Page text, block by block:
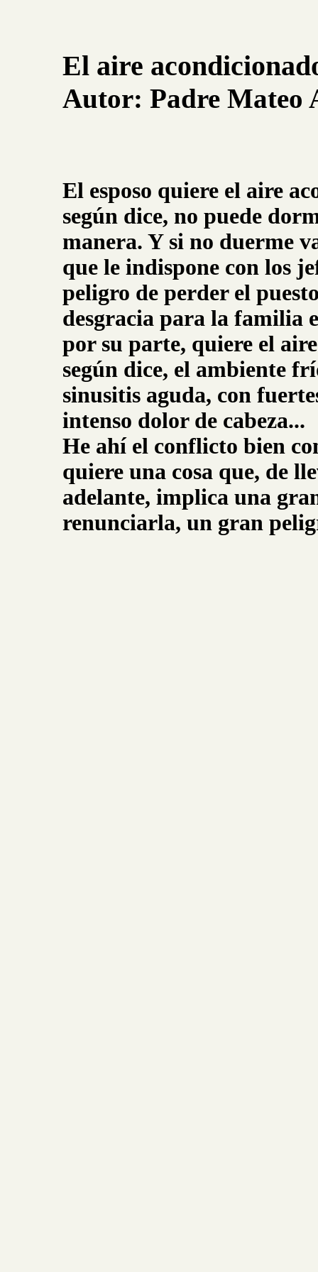
El aire
Autor: Padre Mateo
El esposo quiere el aire
según dice, no puede
manera. Y si no duerme
que le indispone con los
peligro de perder el
desgracia para la familia
por su parte, quiere el
según dice, el ambiente
sinusitis aguda, con
intenso dolor de cabeza...
He ahí el conflicto bien
quiere una cosa que, de
adelante, implica una
renunciarla, un gran